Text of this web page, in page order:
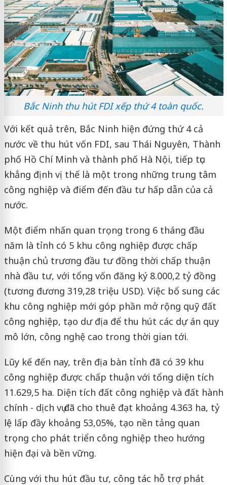
Bắc Ninh thu hút FDI xếp thứ 4 toàn quốc.
Với kết quả trên, Bắc Ninh hiện đứng thứ 4 cả
nước về thu hút vốn FDI, sau Thái Nguyên, Thành
phố Hồ Chí Minh và thành phố Hà Nội, tiếp tục
khẳng định vị thế là một trong những trung tâm
công nghiệp và điểm đến đầu tư hấp dẫn của cả
nước.
Một điểm nhấn quan trọng trong 6 tháng đầu
năm là tỉnh có 5 khu công nghiệp được chấp
thuận chủ trương đầu tư đồng thời chấp thuận
nhà đầu tư, với tổng vốn đăng ký 8.000,2 tỷ đồng
(tương đương 319,28 triệu USD). Việc bổ sung các
khu công nghiệp mới góp phần mở rộng quỹ đất
công nghiệp, tạo dư địa để thu hút các dự án quy
mô lớn, công nghệ cao trong thời gian tới.
Lũy kế đến nay, trên địa bàn tỉnh đã có 39 khu
công nghiệp được chấp thuận với tổng diện tích
11.629,5 ha. Diện tích đất công nghiệp và đất hành
chính - dịch vụ đã cho thuê đạt khoảng 4.363 ha, tỷ
lệ lấp đầy khoảng 53,05%, tạo nền tảng quan
trọng cho phát triển công nghiệp theo hướng
hiện đại và bền vững.
Cùng với thu hút đầu tư, công tác hỗ trợ phát